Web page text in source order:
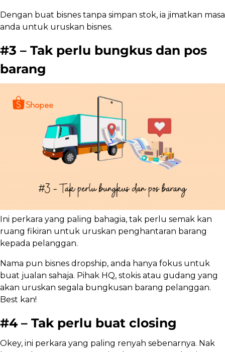
Dengan buat bisnes tanpa simpan stok, ia jimatkan masa
anda untuk uruskan bisnes.
#3 – Tak perlu bungkus dan pos
barang
Ini perkara yang paling bahagia, tak perlu semak kan
ruang fikiran untuk uruskan penghantaran barang
kepada pelanggan.
Nama pun bisnes dropship, anda hanya fokus untuk
buat jualan sahaja. Pihak HQ, stokis atau gudang yang
akan uruskan segala bungkusan barang pelanggan.
Best kan!
#4 – Tak perlu buat closing
Okey, ini perkara yang paling renyah sebenarnya. Nak